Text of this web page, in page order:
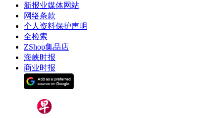
新报业媒体网站
网络条款
个人资料保护声明
全检索
ZShop集品店
海峡时报
商业时报